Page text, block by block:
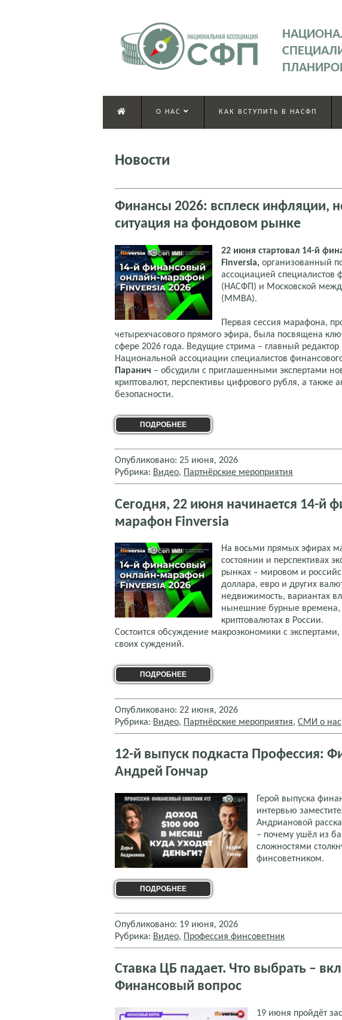
О НАС КАК ВСТУПИТЬ В НАСФП
Новости
Финансы 2026: всплеск инфляции,
ситуация на фондовом рынке
22 июня стартовал 14-й
Finversia,организованный
ассоциацией специалистов
(НАСФП) и Московской
(ММВА).
Первая сессия марафона,
четырехчасового прямого эфира, была посвящена
сфере 2026 года. Ведущие стрима – главный редактор
Национальной ассоциации специалистов
Паранич – обсудили с приглашенными экспертами
криптовалют, перспективы цифрового рубля, а также
безопасности.
ПОДРОБНЕЕ
Опубликовано: 25 июня, 2026
Рубрика: Видео, Партнёрские мероприятия
Сегодня, 22 июня начинается 14-й
марафон Finversia
На восьми прямых эфирах
состоянии и перспективах
рынках – мировом и
доллара, евро и других
недвижимость, вариантах
нынешние бурные времена,
криптовалютах в России.
Состоится обсуждение макроэкономики с
своих суждений.
ПОДРОБНЕЕ
Опубликовано: 22 июня, 2026
Рубрика: Видео, Партнёрские мероприятия, СМИ о нас
12-й выпуск подкаста Профессия:
Андрей Гончар
Герой выпуска
интервью
Андриановой
– почему ушёл из
сложностями
финсоветником.
ПОДРОБНЕЕ
Опубликовано: 19 июня, 2026
Рубрика: Видео, Профессия финсоветник
Ставка ЦБ падает. Что выбрать –
Финансовый вопрос
19 июня пройдёт